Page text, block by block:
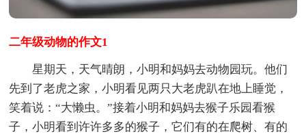
二年级动物的作文1
星期天，天气晴朗，小明和妈妈去动物园玩。他们
先到了老虎之家，小明看见两只大老虎趴在地上睡觉，
笑着说：“大懒虫。”接着小明和妈妈去猴子乐园看猴
子，小明看到许许多多的猴子，它们有的在爬树、有的